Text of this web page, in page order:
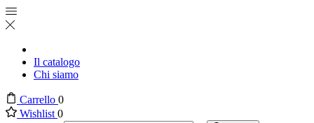
Il catalogo
Chi siamo
Carrello 0
Wishlist 0